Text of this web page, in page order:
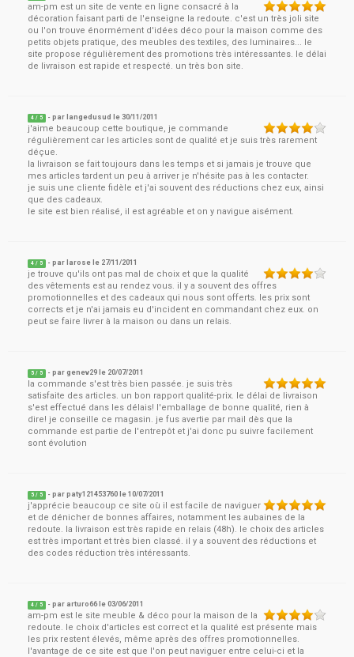
am-pm est un site de vente en ligne consacré à la
décoration faisant parti de l'enseigne la redoute. c'est un très joli site
ou l'on trouve énormément d'idées déco pour la maison comme des
petits objets pratique, des meubles des textiles, des luminaires... le
site propose régulièrement des promotions très intéressantes. le délai
de livraison est rapide et respecté. un très bon site.
4 / 5 - par langedusud le30/11/2011
j'aime beaucoup cette boutique, je commande
régulièrement car les articles sont de qualité et je suis très rarement
déçue.
la livraison se fait toujours dans les temps et si jamais je trouve que
mes articles tardent un peu à arriver je n'hésite pas à les contacter.
je suis une cliente fidèle et j'ai souvent des réductions chez eux, ainsi
que des cadeaux.
le site est bien réalisé, il est agréable et on y navigue aisément.
4 / 5 - par larose le 27/11/2011
je trouve qu'ils ont pas mal de choix et que la qualité
des vêtements est au rendez vous. il y a souvent des offres
promotionnelles et des cadeaux qui nous sont offerts. les prix sont
corrects et je n'ai jamais eu d'incident en commandant chez eux. on
peut se faire livrer à la maison ou dans un relais.
5 / 5 - pargenev29 le 20/07/2011
la commande s'est très bien passée. je suis très
satisfaite des articles. un bon rapport qualité-prix. le délai de livraison
s'est effectué dans les délais! l'emballage de bonne qualité, rien à
dire! je conseille ce magasin. je fus avertie par mail dès que la
commande est partie de l'entrepôt et j'ai donc pu suivre facilement
sont évolution
5 / 5 - parpaty121453760 le10/07/2011
j'apprécie beaucoup ce site où il est facile de naviguer
et de dénicher de bonnes affaires, notamment les aubaines de la
redoute. la livraison est très rapide en relais (48h). le choix des articles
est très important et très bien classé. il y a souvent des réductions et
des codes réduction très intéressants.
4 / 5 - par arturo66le03/06/2011
am-pm est le site meuble & déco pour la maison de la
redoute. le choix d'articles est correct et la qualité est présente mais
les prix restent élevés, même après des offres promotionnelles.
l'avantage de ce site est que l'on peut naviguer entre celui-ci et la